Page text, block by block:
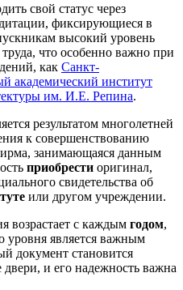
свой статус через
фиксирующиеся в
высокий уровень
что особенно важно при
как Санкт-
академический институт
им. И.Е. Репина.
результатом многолетней
к совершенствованию
занимающаяся данным
приобрести оригинал,
свидетельства об
или другом учреждении.
возрастает с каждым годом,
уровня является важным
документ становится
и его надежность важна